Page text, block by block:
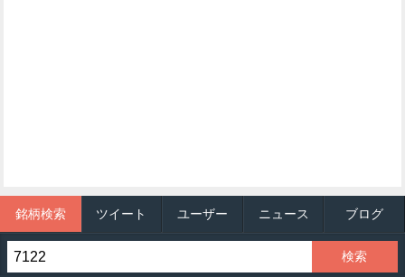
銘柄検索 ツイート ユーザー ニュース ブログ